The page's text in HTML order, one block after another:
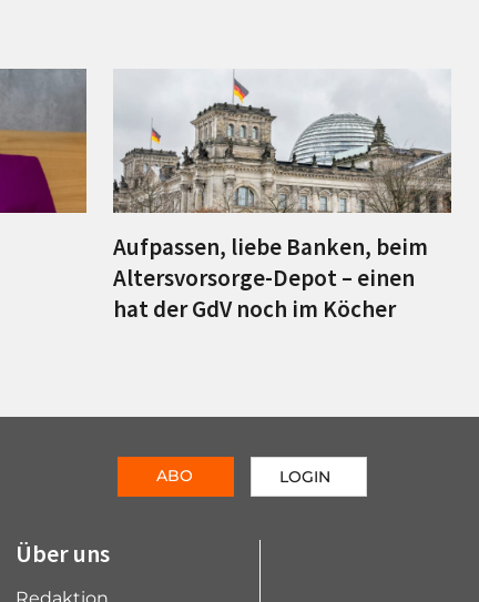
Aufpassen, liebe Banken, beim
Altersvorsorge-Depot – einen
hat der GdV noch im Köcher
Über uns
ABO LOGIN